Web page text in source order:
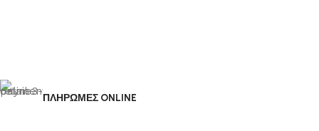
ΠΛΗΡΩΜΕΣ ONLINE